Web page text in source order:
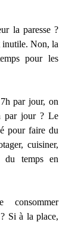
la paresse ?
inutile. Non, la
pour les
par jour, on
par jour ? Le
pour faire du
cuisiner,
du temps en
Si à la place,